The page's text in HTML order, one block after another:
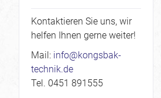
Kontaktieren Sie uns, wir
helfen Ihnen gerne weiter!
Mail: info@kongsbak-
technik.de
Tel. 0451 891555